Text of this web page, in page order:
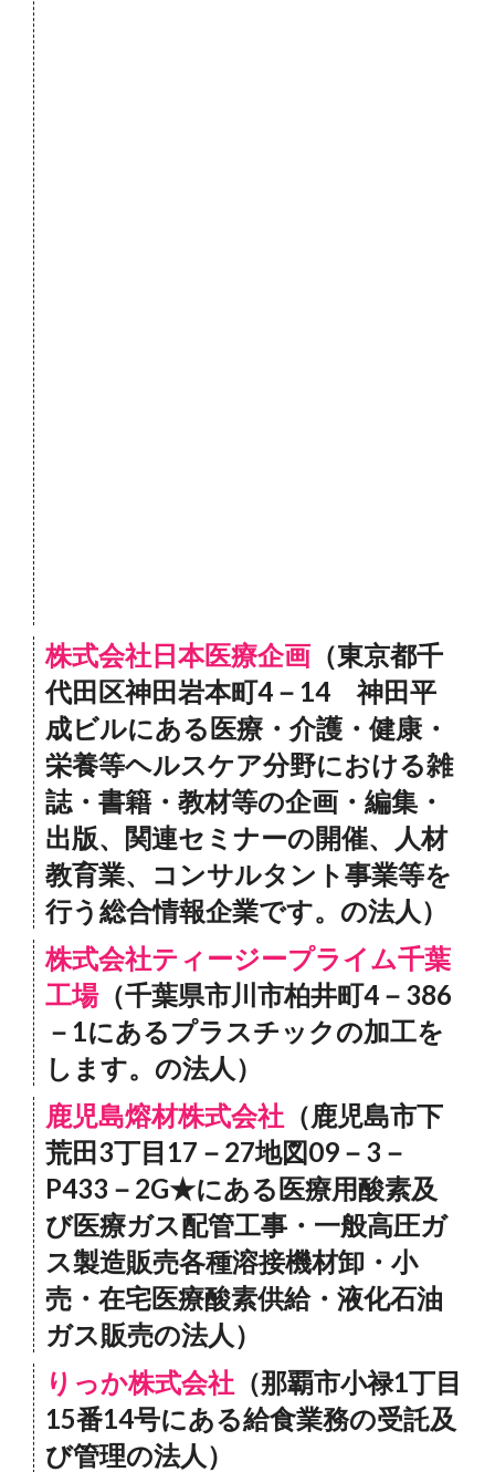
株式会社日本医療企画 （東京都千
代田区神田岩本町4－14 神田平
成ビルにある医療・介護・健康・
栄養等ヘルスケア分野における雑
誌・書籍・教材等の企画・編集・
出版、関連セミナーの開催、人材
教育業、コンサルタント事業等を
行う総合情報企業です。の法人）
株式会社ティージープライム千葉
工場（千葉県市川市柏井町4－386
－1にあるプラスチックの加工を
します。の法人）
鹿児島熔材株式会社 （鹿児島市下
荒田3丁目17－27地図09－3－
P433－2G★にある医療用酸素及
び医療ガス配管工事・一般高圧ガ
ス製造販売各種溶接機材卸・小
売・在宅医療酸素供給・液化石油
ガス販売の法人）
りっか株式会社 （那覇市小禄1丁目
15番14号にある給食業務の受託及
び管理の法人）